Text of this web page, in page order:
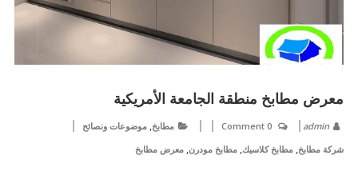
معرض مطابخ منطقة الجامعة الأمريكية
admin
0 Comment مطابخ, موضوعات ونصائح
شركة مطابخ, مطابخ كلاسيك, مطابخ مودرن, معرض مطابخ